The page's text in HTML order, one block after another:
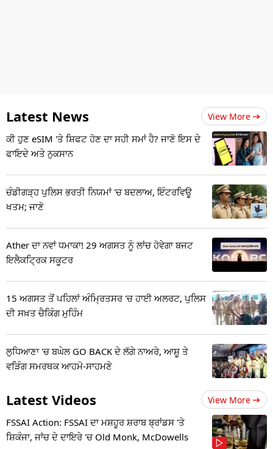
Latest News View More
ਕੀ ਹੁਣ eSIM 'ਤੇ ਸ਼ਿਫਟ ਹੋਣ ਦਾ ਸਹੀ ਸਮਾਂ ਹੈ? ਜਾਣੋ ਇਸ ਦੇ
ਫਾਇਦੇ ਅਤੇ ਨੁਕਸਾਨ
ਚੰਡੀਗੜ੍ਹ ਪੁਲਿਸ ਭਰਤੀ ਨਿਯਮਾਂ 'ਚ ਬਦਲਾਅ, ਇੰਟਰਵਿਊ
ਖਤਮ; ਜਾਣੋ
Ather ਦਾ ਨਵਾਂ ਧਮਾਕਾ! 29 ਅਗਸਤ ਨੂੰ ਲਾਂਚ ਹੋਵੇਗਾ ਬਜਟ
ਇਲੈਕਟ੍ਰਿਕ ਸਕੂਟਰ
15 ਅਗਸਤ ਤੋਂ ਪਹਿਲਾਂ ਅੰਮ੍ਰਿਤਸਰ 'ਚ ਹਾਈ ਅਲਰਟ, ਪੁਲਿਸ
ਦੀ ਸਖ਼ਤ ਚੈਕਿੰਗ ਮੁਹਿੰਮ
ਲੁਧਿਆਣਾ 'ਚ ਬਘੇਲ GO BACK ਦੇ ਲੱਗੇ ਨਾਅਰੇ, ਆਸ਼ੂ ਤੇ
ਵੜਿੰਗ ਸਮਰਥਕ ਆਹਮੋ-ਸਾਹਮਣੇ
Latest Videos View More
FSSAI Action: FSSAI ਦਾ ਮਸ਼ਹੂਰ ਸ਼ਰਾਬ ਬ੍ਰਾਂਡਸ 'ਤੇ
ਸ਼ਿਕੰਜਾ, ਜਾਂਚ ਦੇ ਦਾਇਰੇ 'ਚ Old Monk, McDowells